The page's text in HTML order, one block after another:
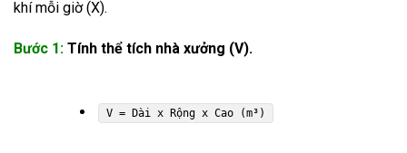
khí mỗi giờ (X).
Bước 1: Tính thể tích nhà xưởng (V).
V = Dài x Rộng x Cao (m³)